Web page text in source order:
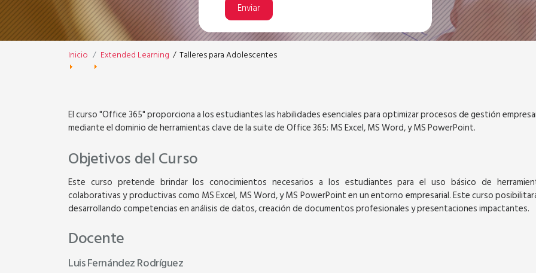
Enviar
Inicio Extended Learning / Talleres para Adolescentes
El curso "Office 365" proporciona a los estudiantes las habilidades esenciales para optimizar procesos de gestión
mediante el dominio de herramientas clave de la suite de Office 365: MS Excel, MS Word, y MS PowerPoint.
Objetivos del Curso
Este curso pretende brindar los conocimientos necesarios a los estudiantes para el uso básico de
colaborativas y productivas como MS Excel, MS Word, y MS PowerPoint en un entorno empresarial. Este curso
desarrollando competencias en análisis de datos, creación de documentos profesionales y presentaciones impactantes.
Docente
Luis Fernández Rodríguez
22
AGOSTO 29
AGOSTO